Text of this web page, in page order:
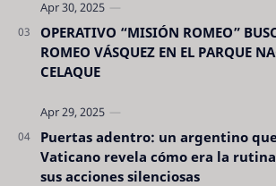
OPERATIVO “MISIÓN ROMEO”
ROMEO VÁSQUEZ EN EL PARQUE
CELAQUE
Puertas adentro: un argentino
Vaticano revela cómo era la
sus acciones silenciosas